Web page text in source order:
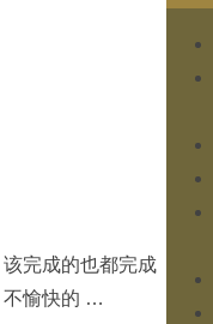
完成的也都完成
不愉快的 …